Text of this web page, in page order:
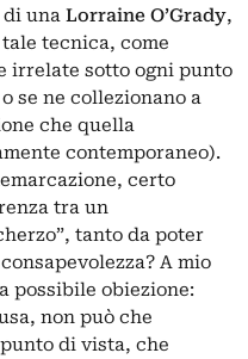
di una Lorraine O’Grady,
tecnica, come
irrelate sotto ogni punto
se ne collezionano a
che quella
contemporaneo).
certo
tra un
tanto da poter
A mio
possibile obiezione:
non può che
di vista, che